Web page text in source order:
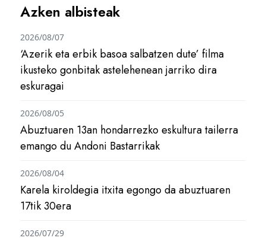
Azken albisteak
‘Azerik eta erbik basoa salbatzen dute’ filma
ikusteko gonbitak astelehenean jarriko dira
eskuragai
2026/08/07
Abuztuaren 13an hondarrezko eskultura tailerra
emango du Andoni Bastarrikak
2026/08/05
Karela kiroldegia itxita egongo da abuztuaren
17tik 30era
2026/08/04
2026/07/29